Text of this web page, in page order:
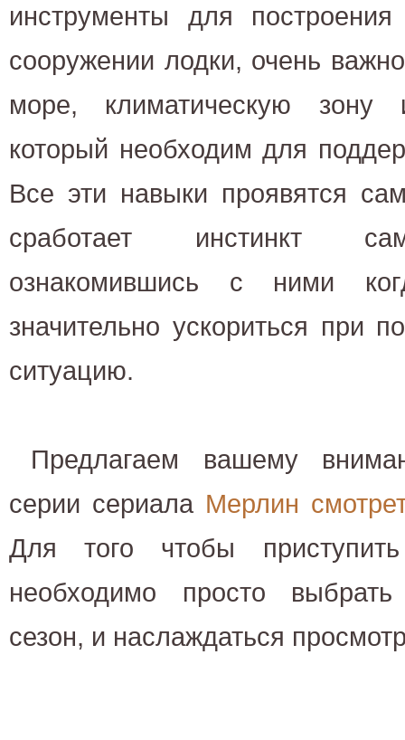
инструменты для
сооружении лодки, очень
море, климатическую
который необходим для
Все эти навыки проявятся
сработает инстинкт
ознакомившись с ними
значительно ускориться при
ситуацию.
Предлагаем вашему
серии сериала Мерлин
Для того чтобы
необходимо просто
сезон, и наслаждаться